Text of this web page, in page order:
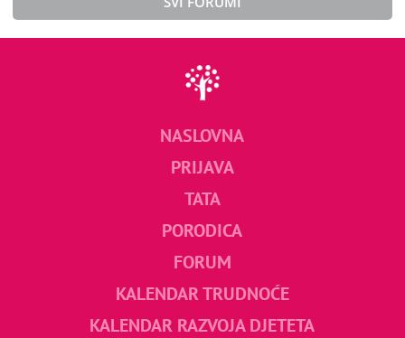
NASLOVNA
PRIJAVA
TATA
PORODICA
FORUM
KALENDAR TRUDNOĆE
KALENDAR RAZVOJA DJETETA